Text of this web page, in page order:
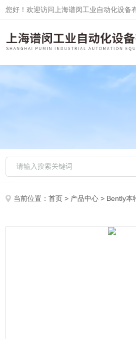
您好！欢迎访问上海谱闵工业自动化设备
当前位置：首页 > 产品中心 > Bently本